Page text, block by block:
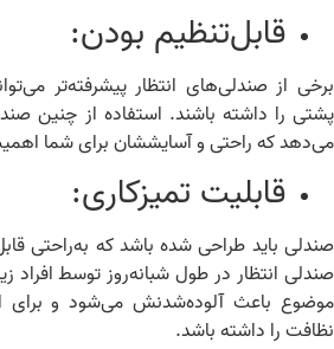
قابل‌تنظیم بودن:
از صندلی‌های انتظار پیشرفته‌تر
را داشته باشند. استفاده از چنین
که راحتی و آسایششان برای شما
قابلیت تمیزکاری:
باید طراحی شده باشد که به‌راحتی
انتظار در طول شبانه‌روز توسط افراد
باعث آلوده‌شدنش می‌شود و برای
را داشته باشد.